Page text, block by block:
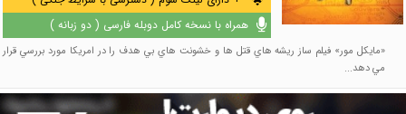
همراه با نسخه کامل دوبله فارسی ( دو زبانه )
«مايکل مور» فيلم ساز ريشه هاي قتل ها و خشونت هاي بي هدف را در امريکا مورد بررسي قرار
مي دهد...